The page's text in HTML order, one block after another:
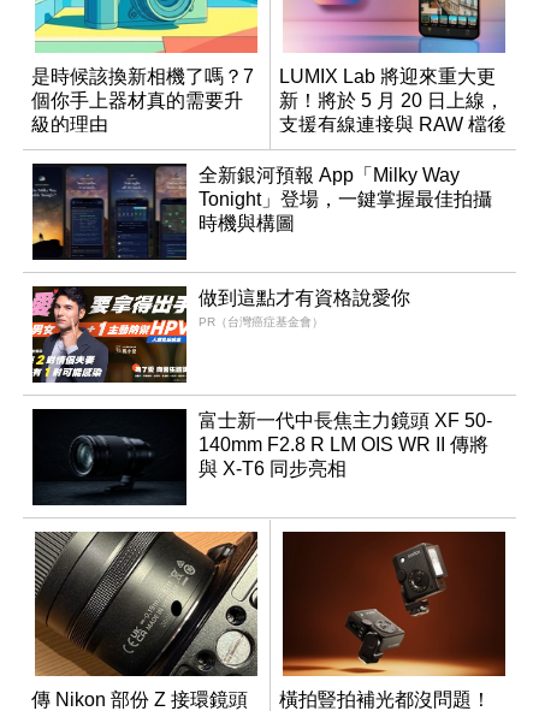
是時候該換新相機了嗎？7
個你手上器材真的需要升
級的理由
LUMIX Lab 將迎來重大更
新！將於 5 月 20 日上線，
支援有線連接與 RAW 檔後
製
全新銀河預報 App「Milky Way
Tonight」登場，一鍵掌握最佳拍攝
時機與構圖
做到這點才有資格說愛你
PR（台灣癌症基金會）
富士新一代中長焦主力鏡頭 XF 50-
140mm F2.8 R LM OIS WR II 傳將
與 X-T6 同步亮相
傳 Nikon 部份 Z 接環鏡頭
橫拍豎拍補光都沒問題！